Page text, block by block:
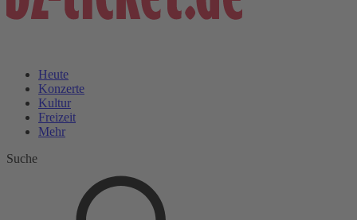
Heute
Konzerte
Kultur
Freizeit
Mehr
Suche